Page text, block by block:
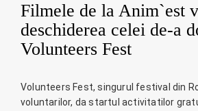
Filmele de la Anim`est
deschiderea celei de-a
Volunteers Fest
Volunteers Fest, singurul festival din
voluntarilor, da startul activitatilor